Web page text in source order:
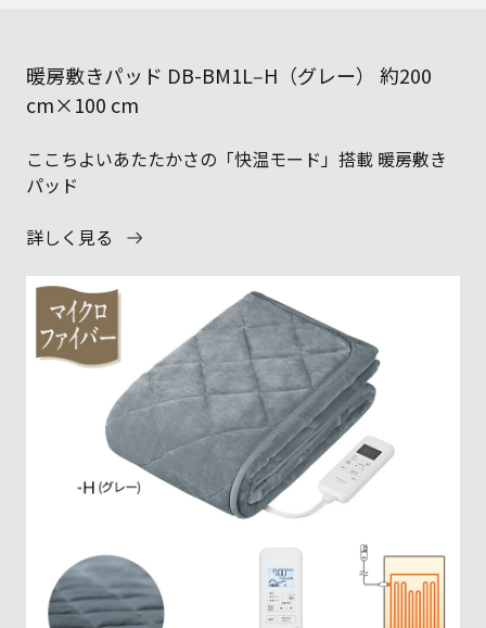
暖房敷きパッド DB-BM1L‒H（グレー） 約200
cm×100 cm
ここちよいあたたかさの「快温モード」搭載 暖房敷き
パッド
詳しく見る